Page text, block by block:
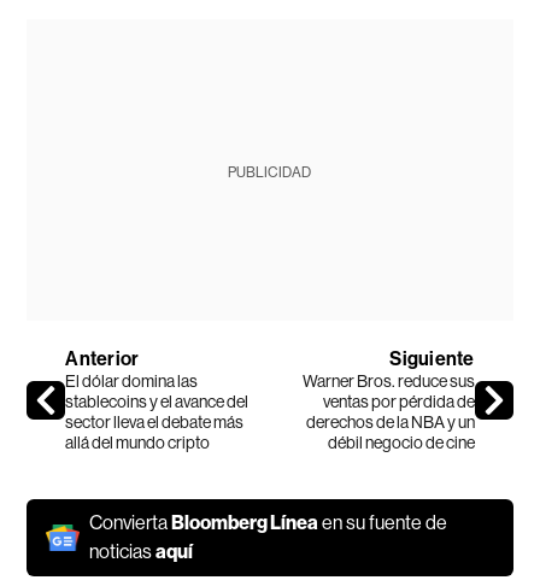
PUBLICIDAD
Anterior
El dólar domina las
stablecoins y el avance del
sector lleva el debate más
allá del mundo cripto
Siguiente
Warner Bros. reduce sus
ventas por pérdida de
derechos de la NBA y un
débil negocio de cine
ConviertaBloomberg Líneaen su fuente de
noticiasaquí